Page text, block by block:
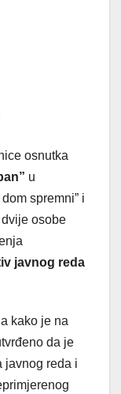
osnutka
u
spremni” i
osobe
javnog reda
kako je na
da je
javnog reda i